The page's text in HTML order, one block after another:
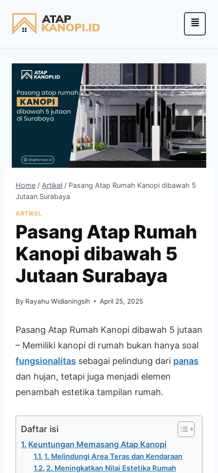
Home / Artikel / Pasang Atap Rumah Kanopi dibawah 5
Jutaan Surabaya
ARTIKEL
Pasang Atap Rumah
Kanopi dibawah 5
Jutaan Surabaya
By Rayahu Widianingsih April 25, 2025
Pasang Atap Rumah Kanopi dibawah 5 jutaan
– Memiliki kanopi di rumah bukan hanya soal
fungsionalitas sebagai pelindung dari panas
dan hujan, tetapi juga menjadi elemen
penambah estetika tampilan rumah.
Daftar isi
Keuntungan Memasang Atap Kanopi
1. Melindungi Area Teras dan Kendaraan
2. Meningkatkan Nilai Estetika Rumah